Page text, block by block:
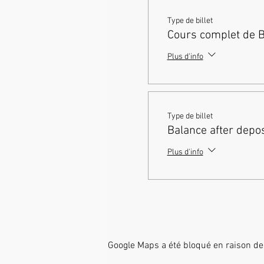
Type de billet
Cours complet de
Plus d'info
Type de billet
Balance after
Plus d'info
Google Maps a été bloqué en raison